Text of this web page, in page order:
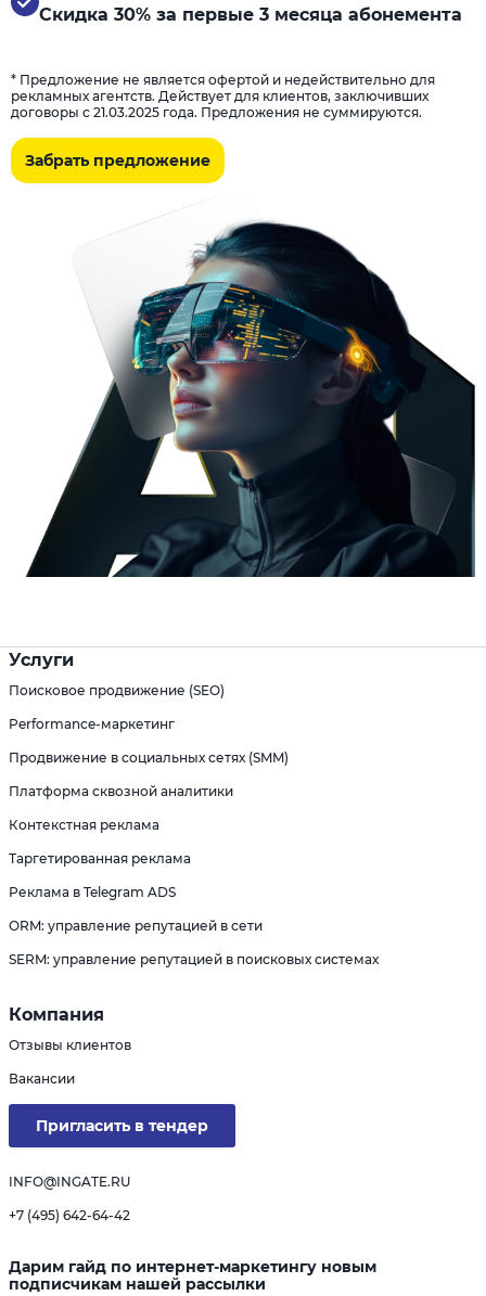
Скидка 30% за первые 3 месяца абонемента
* Предложение не является офертой и недействительно для
рекламных агентств. Действует для клиентов, заключивших
договоры с 21.03.2025 года. Предложения не суммируются.
Забрать предложение
Услуги
Поисковое продвижение (SEO)
Performance-маркетинг
Продвижение в социальных сетях (SMM)
Платформа сквозной аналитики
Контекстная реклама
Таргетированная реклама
Реклама в Telegram ADS
ORM: управление репутацией в сети
SERM: управление репутацией в поисковых системах
Компания
Отзывы клиентов
Вакансии
Пригласить в тендер
INFO@INGATE.RU
+7 (495) 642-64-42
Дарим гайд по интернет-маркетингу новым
подписчикам нашей рассылки